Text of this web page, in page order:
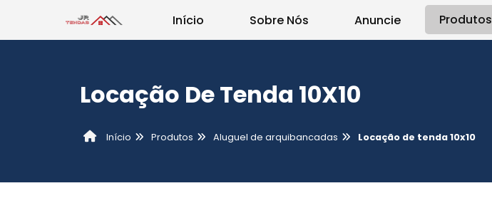
Início Sobre Nós Anuncie Produtos
Locação De Tenda 10X10
Início Produtos Aluguel de arquibancadas Locação de tenda 10x10